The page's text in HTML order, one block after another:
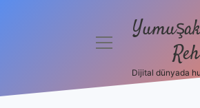
menüyü
Dijital dünyada